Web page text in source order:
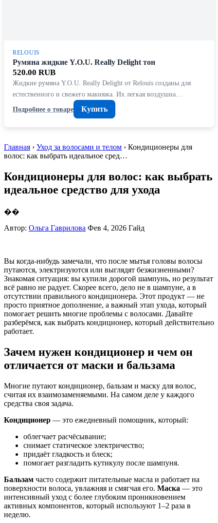
RELOUIS
Румяна жидкие Y.O.U. Really Delight тон
520.00 RUB
Жидкие румяна Y.O.U. Really Delight от Relouis созданы для
естественного и свежего макияжа. Их легкая воздушна…
Подробнее о товаре
Купить
Главная › Уход за волосами и телом › Кондиционеры для
волос: как выбрать идеальное сред…
Кондиционеры для волос: как выбрать
идеальное средство для ухода
��
Автор: Ольга Гаврилова Фев 4, 2026 Гайд
Вы когда-нибудь замечали, что после мытья головы волосы
путаются, электризуются или выглядят безжизненными?
Знакомая ситуация: вы купили дорогой шампунь, но результат
всё равно не радует. Скорее всего, дело не в шампуне, а в
отсутствии правильного кондиционера. Этот продукт — не
просто приятное дополнение, а важный этап ухода, который
помогает решить многие проблемы с волосами. Давайте
разберёмся, как выбрать кондиционер, который действительно
работает.
Зачем нужен кондиционер и чем он
отличается от маски и бальзама
Многие путают кондиционер, бальзам и маску для волос,
считая их взаимозаменяемыми. На самом деле у каждого
средства своя задача.
Кондиционер — это ежедневный помощник, который:
облегчает расчёсывание;
снимает статическое электричество;
придаёт гладкость и блеск;
помогает разгладить кутикулу после шампуня.
Бальзам часто содержит питательные масла и работает на
поверхности волоса, увлажняя и смягчая его. Маска — это
интенсивный уход с более глубоким проникновением
активных компонентов, который используют 1–2 раза в
неделю.